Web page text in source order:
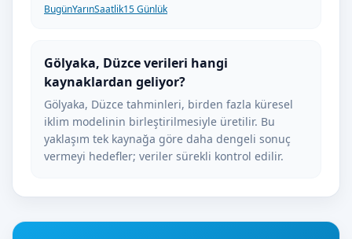
BugünYarınSaatlik15 Günlük
Gölyaka, Düzce verileri hangi
kaynaklardan geliyor?
Gölyaka, Düzce tahminleri, birden fazla küresel
iklim modelinin birleştirilmesiyle üretilir. Bu
yaklaşım tek kaynağa göre daha dengeli sonuç
vermeyi hedefler; veriler sürekli kontrol edilir.